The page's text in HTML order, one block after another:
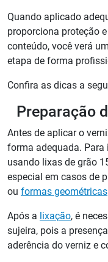
Quando aplicado
proporciona proteção
conteúdo, você verá
etapa de forma
Confira as dicas a
Preparação
Antes de aplicar o
forma adequada. Para
usando lixas de grão
especial em casos de
ou formas geométricas
Após a lixação, é
sujeira, pois a
aderência do verniz e